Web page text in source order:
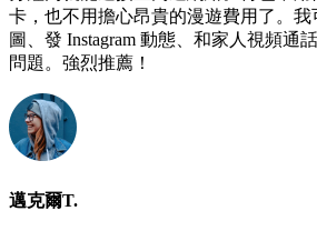
卡，也不用擔心昂貴的漫遊費用了。
圖、發 Instagram 動態、和家人視頻通
問題。強烈推薦！
邁克爾T.